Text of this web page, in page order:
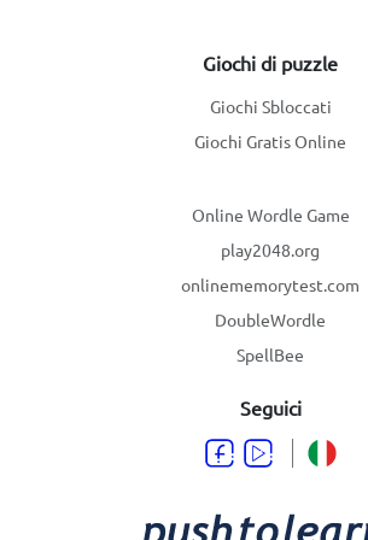
Giochi di puzzle
Giochi Sbloccati
Giochi Gratis Online
Online Wordle Game
play2048.org
onlinememorytest.com
DoubleWordle
SpellBee
Seguici